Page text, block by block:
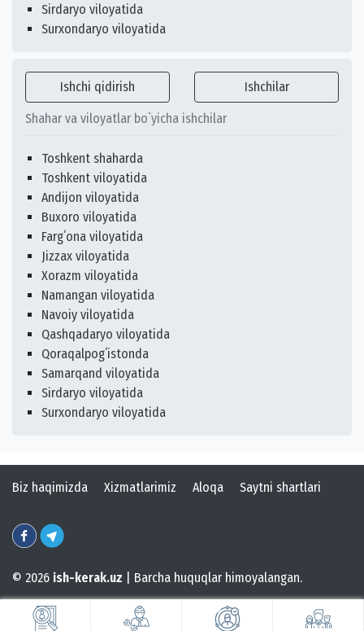
Sirdaryo viloyatida
Surxondaryo viloyatida
Ishchi qidirish Ishchilar
Shahar va viloyatlar bo`yicha ishchilar
Toshkent shaharda
Toshkent viloyatida
Andijon viloyatida
Buxoro viloyatida
Fargʻona viloyatida
Jizzax viloyatida
Xorazm viloyatida
Namangan viloyatida
Navoiy viloyatida
Qashqadaryo viloyatida
Qoraqalpogʻistonda
Samarqand viloyatida
Sirdaryo viloyatida
Surxondaryo viloyatida
Biz haqimizda Xizmatlarimiz Aloqa Saytni shartlari
© 2026 ish-kerak.uz | Barcha huquqlar himoyalangan.